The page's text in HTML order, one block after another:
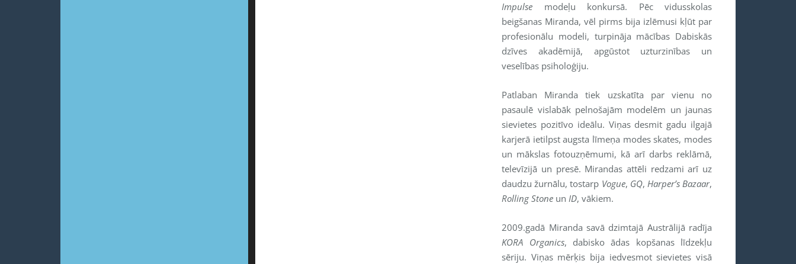
Impulse modeļu konkursā. Pēc vidusskolas
beigšanas Miranda, vēl pirms bija izlēmusi kļūt par
profesionālu modeli, turpināja mācības Dabiskās
dzīves akadēmijā, apgūstot uzturzinības un
veselības psiholoģiju.
Patlaban Miranda tiek uzskatīta par vienu no
pasaulē vislabāk pelnošajām modelēm un jaunas
sievietes pozitīvo ideālu. Viņas desmit gadu ilgajā
karjerā ietilpst augsta līmeņa modes skates, modes
un mākslas fotouzņēmumi, kā arī darbs reklāmā,
televīzijā un presē. Mirandas attēli redzami arī uz
daudzu žurnālu, tostarp Vogue, GQ, Harper’s Bazaar,
Rolling Stone unID, vākiem.
2009.gadā Miranda savā dzimtajā Austrālijā radīja
KORA Organics, dabisko ādas kopšanas līdzekļu
sēriju. Viņas mērķis bija iedvesmot sievietes visā